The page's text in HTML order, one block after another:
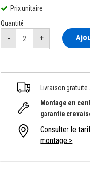
Prix unitaire
Quantité
Livraison
Montage en
garantie
Consulter le
montage >